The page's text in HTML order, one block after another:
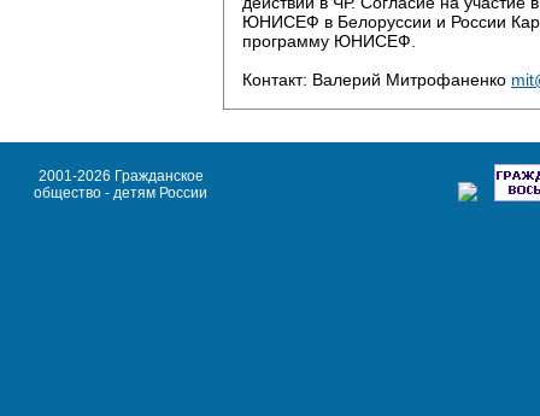
ЮНИСЕФ в Белоруссии и России
программу ЮНИСЕФ.
Контакт: Валерий Митрофаненко
2001-2026 Гражданское
общество - детям России